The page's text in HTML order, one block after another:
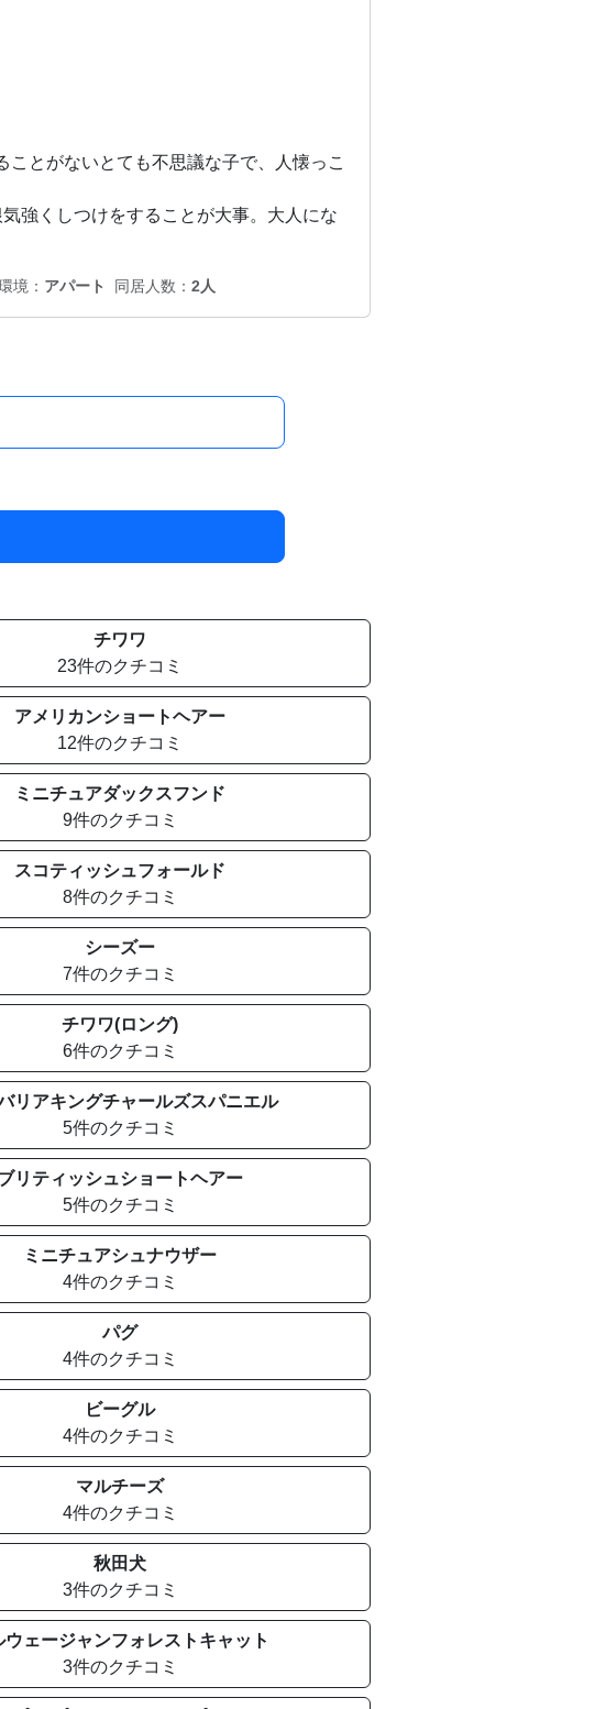
とがないとても不思議な子で、人懐っこ
強くしつけをすることが大事。大人にな
境： アパート 同居人数： 2人
チワワ
23件のクチコミ
アメリカンショートヘアー
12件のクチコミ
ミニチュアダックスフンド
9件のクチコミ
スコティッシュフォールド
8件のクチコミ
シーズー
7件のクチコミ
チワワ(ロング)
6件のクチコミ
リアキングチャールズスパニエル
5件のクチコミ
リティッシュショートヘアー
5件のクチコミ
ミニチュアシュナウザー
4件のクチコミ
パグ
4件のクチコミ
ビーグル
4件のクチコミ
マルチーズ
4件のクチコミ
秋田犬
3件のクチコミ
ウェージャンフォレストキャット
3件のクチコミ